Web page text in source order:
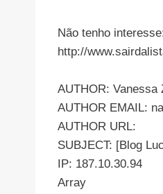
Não tenho
http://
AUTHOR: Vanessa
AUTHOR EMAIL:
AUTHOR URL:
SUBJECT: [Blog
IP: 187.10.30.94
Array